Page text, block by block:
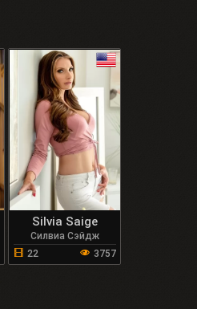
Silvia Saige
Силвиа Сэйдж
22
3757